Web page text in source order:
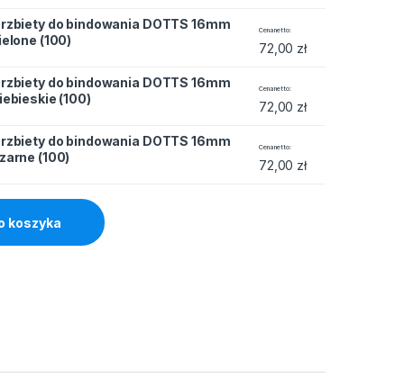
DOTTS 16mm zielone (100) quantity
do bindowania DOTTS 16mm
(100)
Cena netto
72,00 zł
DOTTS 16mm niebieskie (100) quantity
do bindowania DOTTS 16mm
(100)
Cena netto
72,00 zł
DOTTS 16mm czarne (100) quantity
do bindowania DOTTS 16mm
(100)
Cena netto
72,00 zł
koszyka